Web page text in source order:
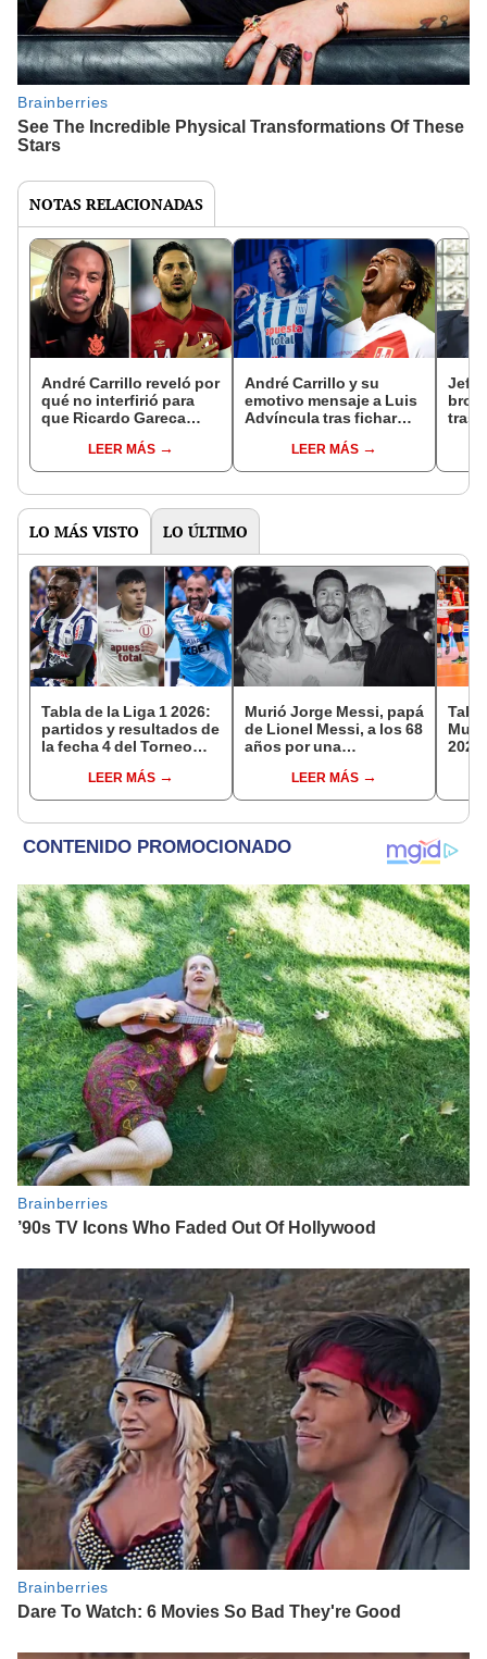
NOTAS RELACIONADAS
André Carrillo reveló por
qué no interfirió para
que Ricardo Gareca
Mundial 2018: "Era un
tema de los más
LEER MÁS
André Carrillo y su
emotivo mensaje a Luis
Advíncula tras fichar
sueño hecho realidad"
LEER MÁS
tras
LO MÁS VISTO LO ÚLTIMO
Tabla de la Liga 1 2026:
partidos y resultados de
la fecha 4 del Torneo
del Acumulado
LEER MÁS
Murió Jorge Messi, papá
de Lionel Messi, a los 68
años por una
LEER MÁS